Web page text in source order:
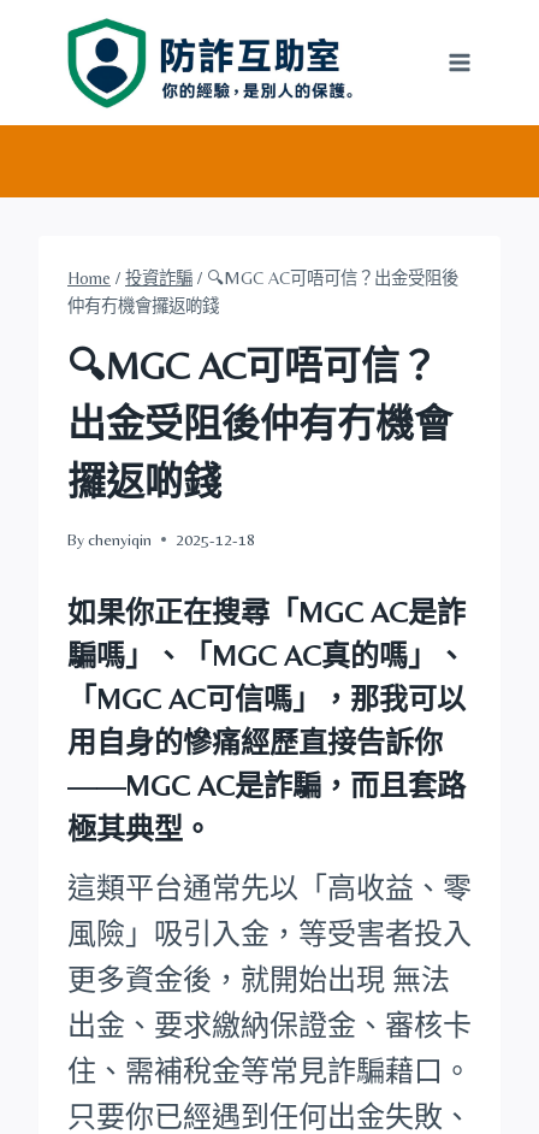
Home / 投資詐騙 / 🔍MGC AC可唔可信？出金受阻後
仲有冇機會攞返啲錢
🔍MGC AC可唔可信？
出金受阻後仲有冇機會
攞返啲錢
Bychenyiqin 2025-12-18
如果你正在搜尋 「MGC AC是詐
騙嗎」
、 「MGC AC真的嗎」
、
「MGC AC可信嗎」
，那我可以
用自身的慘痛經歷直接告訴你
——MGC AC是詐騙，而且套路
極其典型。
這類平台通常先以「高收益、零
風險」吸引入金，等受害者投入
更多資金後，就開始出現 無法
出金、要求繳納保證金、審核卡
住、需補稅金等常見詐騙藉口。
只要你已經遇到任何出金失敗、